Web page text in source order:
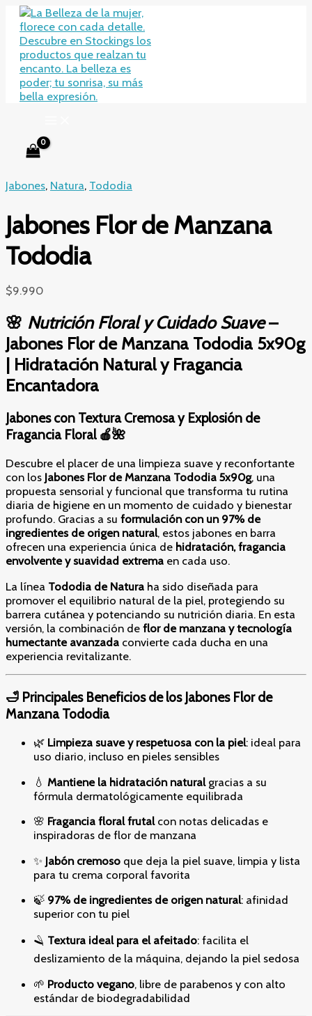
contenido
Jabones, Natura, Tododia
Jabones Flor de Manzana
Tododia
$9.990
🌸 Nutrición Floral y Cuidado Suave–
Jabones Flor de Manzana Tododia 5x90g
| Hidratación Natural y Fragancia
Encantadora
Jabones con Textura Cremosa y Explosión de
Fragancia Floral 🍎🌺
Descubre el placer de una limpieza suave y reconfortante
con los Jabones Flor de Manzana Tododia 5x90g, una
propuesta sensorial y funcional que transforma tu rutina
diaria de higiene en un momento de cuidado y bienestar
profundo. Gracias a su formulación con un 97% de
ingredientes de origen natural, estos jabones en barra
ofrecen una experiencia única de hidratación, fragancia
envolvente y suavidad extrema en cada uso.
La línea Tododia de Natura ha sido diseñada para
promover el equilibrio natural de la piel, protegiendo su
barrera cutánea y potenciando su nutrición diaria. En esta
versión, la combinación de flor de manzana y tecnología
humectante avanzada convierte cada ducha en una
experiencia revitalizante.
🛁 Principales Beneficios de los Jabones Flor de
Manzana Tododia
🌿 Limpieza suave y respetuosa con la piel: ideal para
uso diario, incluso en pieles sensibles
💧 Mantiene la hidratación naturalgracias a su
fórmula dermatológicamente equilibrada
🌸 Fragancia floral frutalcon notas delicadas e
inspiradoras de flor de manzana
✨ Jabón cremoso que deja la piel suave, limpia y lista
para tu crema corporal favorita
🍃 97% de ingredientes de origen natural: afinidad
superior con tu piel
🪒 Textura ideal para el afeitado: facilita el
deslizamiento de la máquina, dejando la piel sedosa
🌱 Producto vegano, libre de parabenos y con alto
estándar de biodegradabilidad